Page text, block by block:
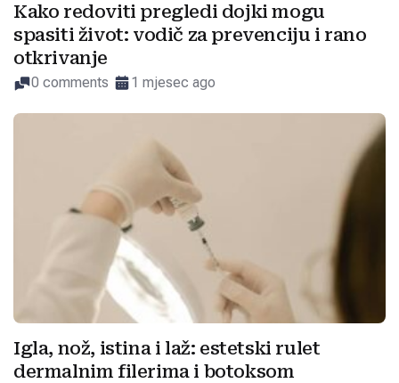
Kako redoviti pregledi dojki mogu
spasiti život: vodič za prevenciju i rano
otkrivanje
0 comments 1 mjesec ago
Igla, nož, istina i laž: estetski rulet
dermalnim filerima i botoksom